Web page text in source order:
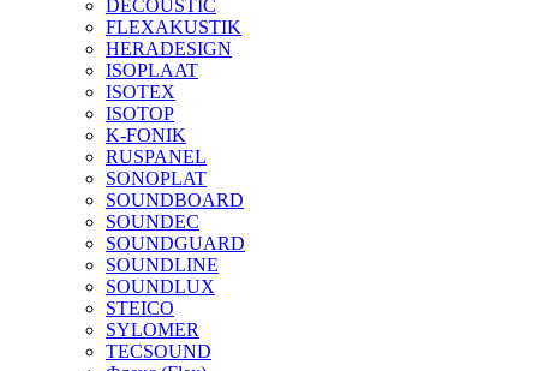
DECOUSTIC
FLEXAKUSTIK
HERADESIGN
ISOPLAAT
ISOTEX
ISOTOP
K-FONIK
RUSPANEL
SONOPLAT
SOUNDBOARD
SOUNDEC
SOUNDGUARD
SOUNDLINE
SOUNDLUX
STEICO
SYLOMER
TECSOUND